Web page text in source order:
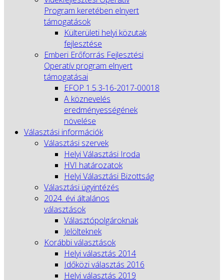
Program keretében elnyert
támogatások
Külterületi helyi közutak
fejlesztése
Emberi Erőforrás Fejlesztési
Operatív program elnyert
támogatásai
EFOP 1.5.3-16-2017-00018
A köznevelés
eredményességének
növelése
Választási információk
Választási szervek
Helyi Választási Iroda
HVI határozatok
Helyi Választási Bizottság
Választási ügyintézés
2024. évi általános
választások
Választópolgároknak
Jelölteknek
Korábbi választások
Helyi választás 2014
Időközi választás 2016
Helyi választás 2019